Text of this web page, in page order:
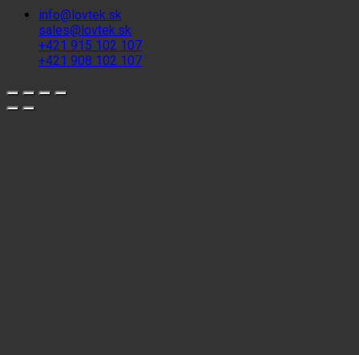
info@lovtek.sk
sales@lovtek.sk
+421 915 102 107
+421 908 102 107